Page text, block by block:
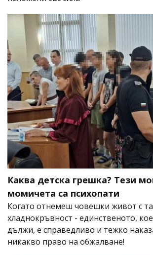
Каква детска грешка? Тези
момичета са психопати
Когато отнемеш човешки живот с
хладнокръвност - единственото,
дължи, е справедливо и тежко
никакво право на обжалване!